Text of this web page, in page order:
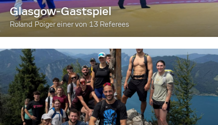
Glasgow-Gastspiel
Roland Poiger einer von 13 Referees